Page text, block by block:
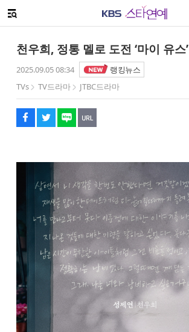
메뉴 열기
천우희, 정통 멜로 도전 ‘마이 유스’
2025.09.05 08:34
랭킹뉴스
TVs
TV드라마 JTBC드라마
페이스북
트위터
네이버
URL복사
글씨 작게보기
글씨 크게보기
해시태그